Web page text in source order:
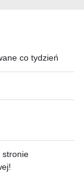
co tydzień
stronie